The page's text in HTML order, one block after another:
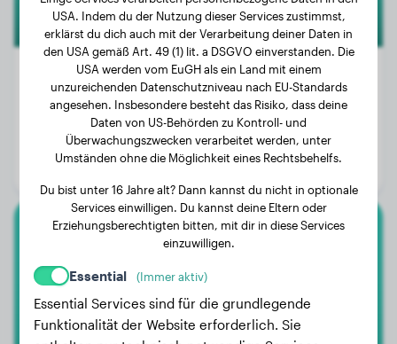
Gewicht:
Alter:
3 Jahre, 1 Monat
Cavalier King Charles Spaniel
Roos
USA. Indem du der Nutzung dieser Services zustimmst,
erklärst du dich auch mit der Verarbeitung deiner Daten in
den USA gemäß Art. 49 (1) lit. a DSGVO einverstanden. Die
USA werden vom EuGH als ein Land mit einem
unzureichenden Datenschutzniveau nach EU-Standards
angesehen. Insbesondere besteht das Risiko, dass deine
Daten von US-Behörden zu Kontroll- und
Überwachungszwecken verarbeitet werden, unter
Umständen ohne die Möglichkeit eines Rechtsbehelfs.
Du bist unter 16 Jahre alt? Dann kannst du nicht in optionale
Services einwilligen. Du kannst deine Eltern oder
Erziehungsberechtigten bitten, mit dir in diese Services
einzuwilligen.
Essential (Immer aktiv)
Essential Services sind für die grundlegende
Funktionalität der Website erforderlich. Sie